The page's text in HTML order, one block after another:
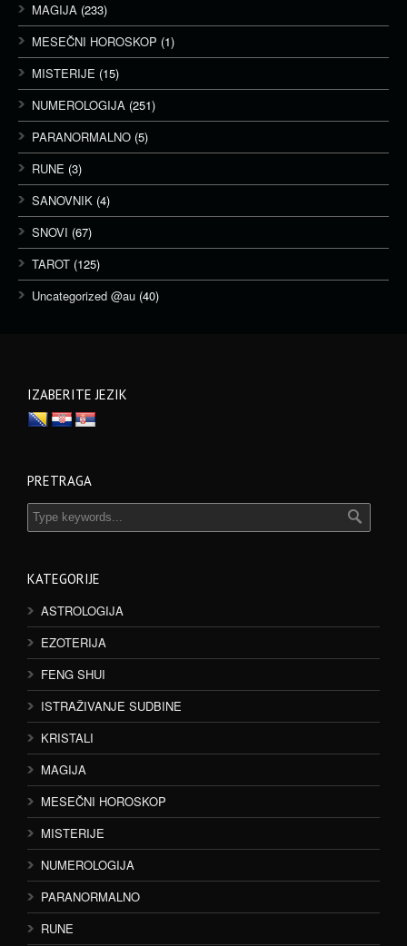
MAGIJA (233)
MESEČNI HOROSKOP (1)
MISTERIJE (15)
NUMEROLOGIJA (251)
PARANORMALNO (5)
RUNE (3)
SANOVNIK (4)
SNOVI (67)
TAROT (125)
Uncategorized @au (40)
IZABERITE JEZIK
PRETRAGA
KATEGORIJE
ASTROLOGIJA
EZOTERIJA
FENG SHUI
ISTRAŽIVANJE SUDBINE
KRISTALI
MAGIJA
MESEČNI HOROSKOP
MISTERIJE
NUMEROLOGIJA
PARANORMALNO
RUNE